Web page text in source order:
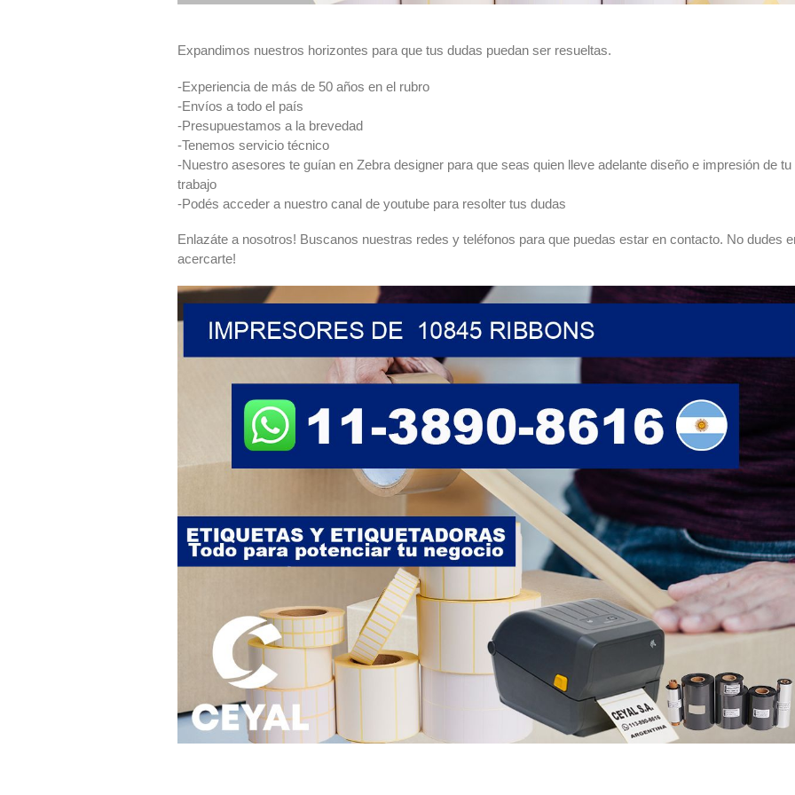
Expandimos nuestros horizontes para que tus dudas puedan ser resueltas.
-Experiencia de más de 50 años en el rubro
-Envíos a todo el país
-Presupuestamos a la brevedad
-Tenemos servicio técnico
-Nuestro asesores te guían en Zebra designer para que seas quien lleve adelante diseño e impresión de tu
trabajo
-Podés acceder a nuestro canal de youtube para resolter tus dudas
Enlazáte a nosotros! Buscanos nuestras redes y teléfonos para que puedas estar en contacto. No dudes
acercarte!